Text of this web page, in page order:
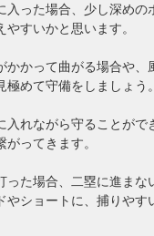
入った場合、少し深めの
すいかと思います。
かかって曲がる場合や、
極めて守備をしましょう。
入れながら守ることがで
ってきます。
った場合、二塁に進まな
やショートに、捕りやす